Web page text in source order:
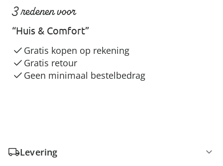
3 redenen voor
“Huis & Comfort”
Gratis kopen op rekening
Gratis retour
Geen minimaal bestelbedrag
Levering